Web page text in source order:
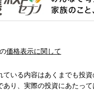
価格表示に関して
ている内容はあくまでも投
あり、実際の投資にあたっ